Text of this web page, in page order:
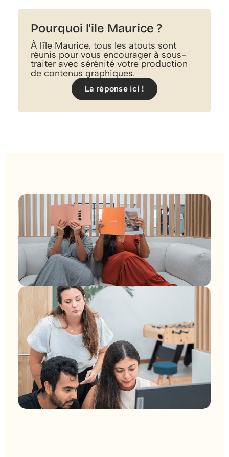
Pourquoi l'ile Maurice ?
À l'île Maurice, tous les atouts sont
réunis pour vous encourager à sous-
traiter avec sérénité votre production
de contenus graphiques.
La réponse ici !